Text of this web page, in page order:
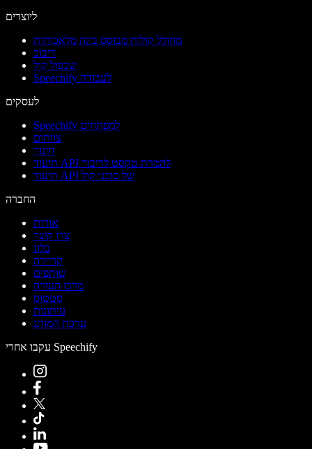
ליוצרים
מחולל קולות מבוסס בינה מלאכותית
דיבוב
שכפול קול
Speechify לעבודה
לעסקים
Speechify למפתחים
צוותים
חינוך
תיעוד API להמרת טקסט לדיבור
תיעוד API של סוכני קול
החברה
אודות
צרו קשר
בלוג
קריירה
שותפים
מרכז העזרה
סטטוס
עיתונות
ערכת המותג
עקבו אחרי Speechify